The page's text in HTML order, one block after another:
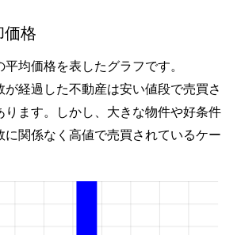
格
均価格を表したグラフです。
経過した不動産は安い値段で売買さ
ます。しかし、大きな物件や好条件
関係なく高値で売買されているケー